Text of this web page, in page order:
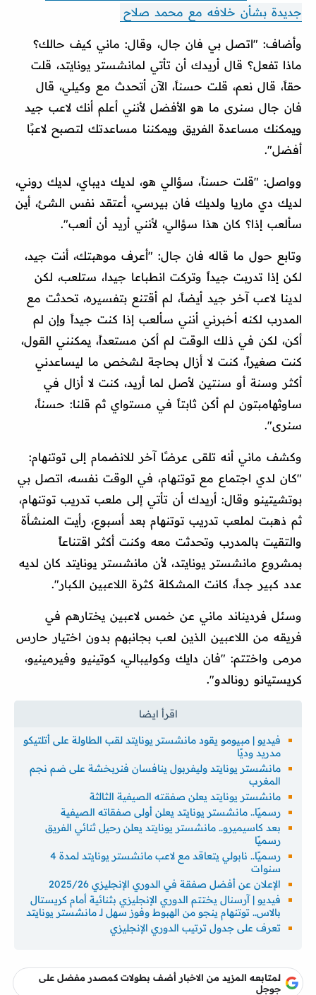
جديدة بشأن خلافه مع محمد صلاح
وأضاف: "اتصل بي فان جال، وقال: ماني كيف حالك؟
ماذا تفعل؟ قال أريدك أن تأتي لمانشستر يونايتد، قلت
حقاً، قال نعم، قلت حسناً، الآن أتحدث مع وكيلي، قال
فان جال سنرى ما هو الأفضل لأنني أعلم أنك لاعب جيد
ويمكنك مساعدة الفريق ويمكننا مساعدتك لتصبح لاعبًا
أفضل".
وواصل: "قلت حسناً، سؤالي هو، لديك ديباي، لديك روني،
لديك دي ماريا ولديك فان بيرسي، أعتقد نفس الشئ، أين
سألعب إذا؟ كان هذا سؤالي، لأنني أريد أن ألعب".
وتابع حول ما قاله فان جال: "أعرف موهبتك، أنت جيد،
لكن إذا تدربت جيداً وتركت انطباعا جيدا، ستلعب، لكن
لدينا لاعب آخر جيد أيضاً، لم أقتنع بتفسيره، تحدثت مع
المدرب لكنه أخبرني أنني سألعب إذا كنت جيداً وإن لم
أكن، لكن في ذلك الوقت لم أكن مستعداً، يمكنني القول،
كنت صغيراً، كنت لا أزال بحاجة لشخص ما ليساعدني
أكثر وسنة أو سنتين لأصل لما أريد، كنت لا أزال في
ساوثهامبتون لم أكن ثابتاً في مستواي ثم قلنا: حسناً،
سنرى".
وكشف ماني أنه تلقى عرضًا آخر للانضمام إلى توتنهام:
"كان لدي اجتماع مع توتنهام، في الوقت نفسه، اتصل بي
بوتشيتينو وقال: أريدك أن تأتي إلى ملعب تدريب توتنهام،
ثم ذهبت لملعب تدريب توتنهام بعد أسبوع، رأيت المنشأة
والتقيت بالمدرب وتحدثت معه وكنت أكثر اقتناعاً
بمشروع مانشستر يونايتد، لأن مانشستر يونايتد كان لديه
عدد كبير جداً، كانت المشكلة كثرة اللاعبين الكبار".
وسئل فرديناند ماني عن خمس لاعبين يختارهم في
فريقه من اللاعبين الذين لعب بجانبهم بدون اختيار حارس
مرمى واختتم: "فان دايك وكوليبالي، كوتينيو وفيرمينيو،
كريستيانو رونالدو".
فيديو | مبيومو يقود مانشستر يونايتد لقب الطاولة على أتلتيكو
مدريد وديًا
مانشستر يونايتد وليفربول ينافسان فنربخشة على ضم نجم
المغرب
مانشستر يونايتد يعلن صفقته الصيفية الثالثة
رسميًا.. مانشستر يونايتد يعلن أولى صفقاته الصيفية
بعد كاسيميرو.. مانشستر يونايتد يعلن رحيل ثنائي الفريق
رسميًا
رسميًا.. نابولي يتعاقد مع لاعب مانشستر يونايتد لمدة 4
سنوات
الإعلان عن أفضل صفقة في الدوري الإنجليزي 2025/26
فيديو | آرسنال يختتم الدوري الإنجليزي بثنائية أمام كريستال
بالاس.. توتنهام ينجو من الهبوط وفوز سهل لـ مانشستر يونايتد
تعرف على جدول ترتيب الدوري الإنجليزي
لمتابعه المزيد من الاخبار أضف بطولات كمصدر مفضل على
جوجل